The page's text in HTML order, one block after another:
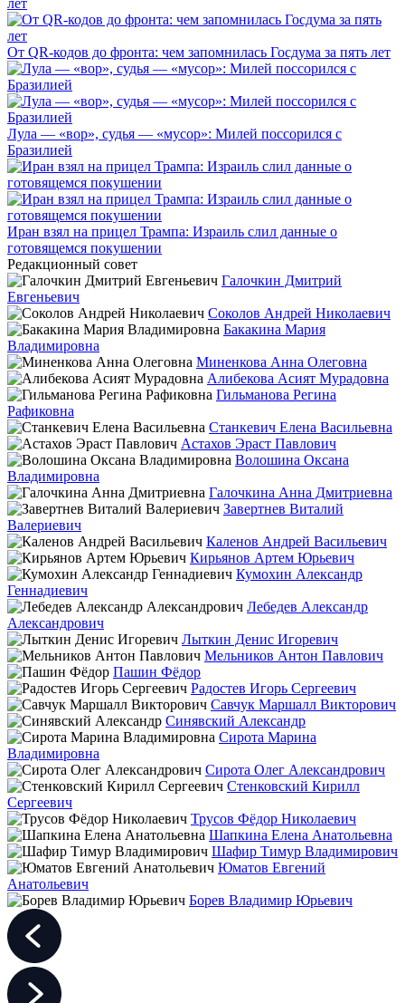
От QR-кодов до фронта: чем запомнилась Госдума за пять лет
Лула — «вор», судья — «мусор»: Милей поссорился с
Бразилией
Иран взял на прицел Трампа: Израиль слил данные о
готовящемся покушении
Редакционный совет
Галочкин Дмитрий
Евгеньевич
Соколов Андрей Николаевич
Бакакина Мария
Владимировна
Миненкова Анна Олеговна
Алибекова Асият Мурадовна
Гильманова Регина
Рафиковна
Станкевич Елена Васильевна
Астахов Эраст Павлович
Волошина Оксана
Владимировна
Галочкина Анна Дмитриевна
Завертнев Виталий
Валериевич
Каленов Андрей Васильевич
Кирьянов Артем Юрьевич
Кумохин Александр
Геннадиевич
Лебедев Александр
Александрович
Лыткин Денис Игоревич
Мельников Антон Павлович
Пашин Фёдор
Радостев Игорь Сергеевич
Савчук Маршалл Викторович
Синявский Александр
Сирота Марина
Владимировна
Сирота Олег Александрович
Стенковский Кирилл
Сергеевич
Трусов Фёдор Николаевич
Шапкина Елена Анатольевна
Шафир Тимур Владимирович
Юматов Евгений
Анатольевич
Борев Владимир Юрьевич